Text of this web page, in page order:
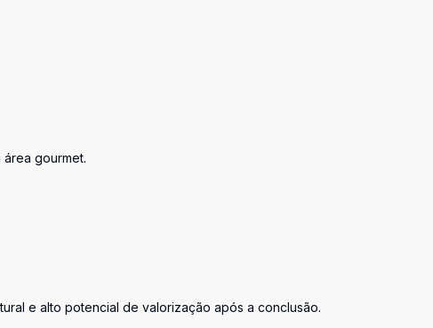
gourmet.
e alto potencial de valorização após a conclusão.